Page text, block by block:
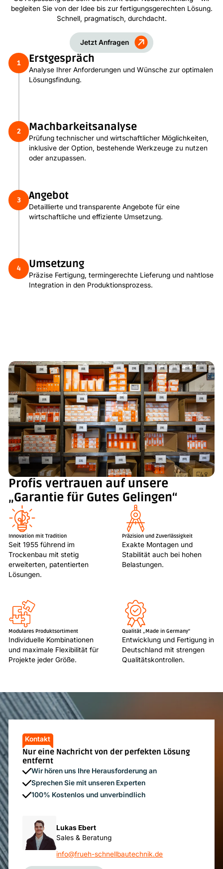
begleiten Sie von der Idee bis zur fertigungsgerechten Lösung.
Schnell, pragmatisch, durchdacht.
Jetzt Anfragen
1 Erstgespräch
Analyse Ihrer Anforderungen und Wünsche zur optimalen
Lösungsfindung.
2 Machbarkeitsanalyse
Prüfung technischer und wirtschaftlicher Möglichkeiten,
inklusive der Option, bestehende Werkzeuge zu nutzen
oder anzupassen.
3 Angebot
Detaillierte und transparente Angebote für eine
wirtschaftliche und effiziente Umsetzung.
4 Umsetzung
Präzise Fertigung, termingerechte Lieferung und nahtlose
Integration in den Produktionsprozess.
Profis vertrauen auf unsere
„Garantie für Gutes Gelingen“
Innovation mit Tradition
Seit 1955 führend im
Trockenbau mit stetig
erweiterten, patentierten
Lösungen.
Präzision und Zuverlässigkeit
Exakte Montagen und
Stabilität auch bei hohen
Belastungen.
Modulares Produktsortiment
Individuelle Kombinationen
und maximale Flexibilität für
Projekte jeder Größe.
Qualität „Made in Germany“
Entwicklung und Fertigung in
Deutschland mit strengen
Qualitätskontrollen.
Kontakt
Nur eine Nachricht von der perfekten Lösung
entfernt
Wir hören uns Ihre Herausforderung an
Sprechen Sie mit unseren Experten
100% Kostenlos und unverbindlich
Lukas Ebert
Sales & Beratung
info@frueh-schnellbautechnik.de